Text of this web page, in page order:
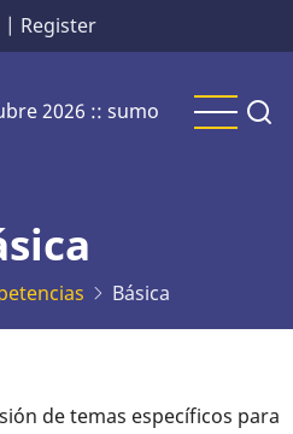
| Register
2026 :: sumo
Básica
de temas específicos para